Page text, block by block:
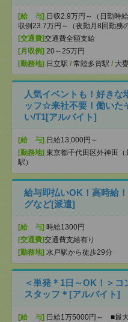
[給 与] 日収2.9万円～（日勤時
収例23.7万円～（夜勤月8回勤務
[交通費]交通費全額支給
[月収例] 20～25万円
[勤務地] 日立駅 / 常陸多賀駅 / 大
人気イベントも！好きな
ッフ☆来社不要！働いた
い/T1[アルバイト]
[給 与] 日給13,000円～
[勤務地] 東京都千代田区外神田（
駅）
給与即払いOK！高時給
グなど[派遣]
[給 与] 時給1300円
[交通費]交通費支給有り
[勤務地] 水戸駅から徒歩29分
＜単発＊1日～OK！＞
スタッフ＊[アルバイト]
[給 与] 日給1万5000円～ ■最